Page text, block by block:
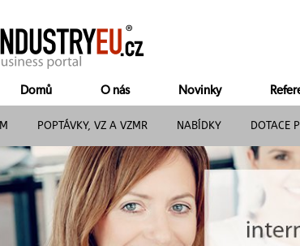
Domů O nás Novinky
POPTÁVKY, VZ A VZMR NABÍDKY DOTACE